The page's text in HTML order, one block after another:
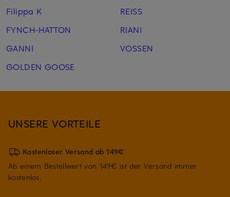
Filippa K
FYNCH-HATTON
GANNI
GOLDEN GOOSE
REISS
RIANI
VOSSEN
UNSERE VORTEILE
Kostenloser Versand ab 149€
Ab einem Bestellwert von 149€ ist der Versand immer
kostenlos.